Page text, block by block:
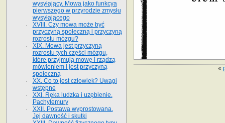
«
wysyłający. Mowa jako funkcya
pierwszego w przyrodzie zmysłu
wysyłającego
XVIII. Czy mowa może być
przyczyną społeczną i przyczyną
rozrostu mózgu?
XIX. Mowa jest przyczyną
rozrostu tych części mózgu,
które przyjmują mowę i rządzą
mówieniem i jest przyczyną
społeczną
XX. Co to jest człowiek? Uwagi
wstępne
XXI. Ręka ludzka i uzębienie.
Pachylemury
XXII. Postawa wyprostowana.
Jej dawność i skutki